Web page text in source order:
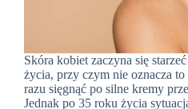
Skóra kobiet zaczyna się
życia, przy czym nie oznacza to
razu sięgnąć po silne kremy
Jednak po 35 roku życia